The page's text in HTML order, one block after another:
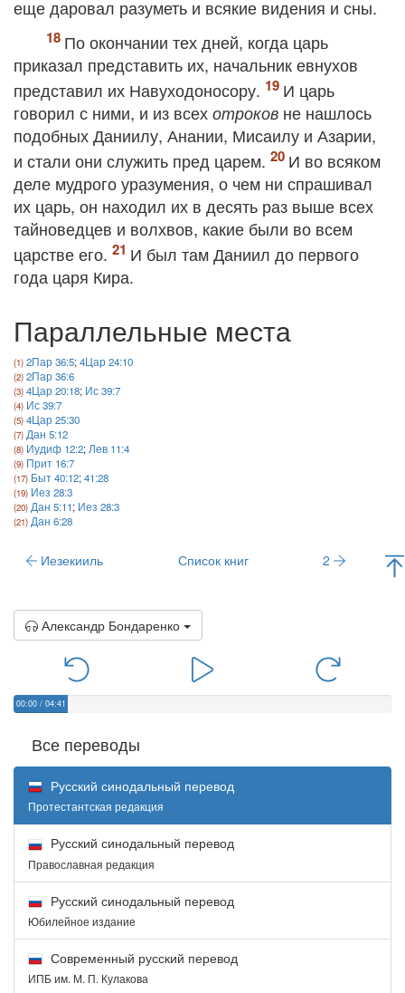
еще даровал разуметь и всякие видения и сны.
По окончании тех дней, когда царь
приказал представить их, начальник евнухов
представил их Навуходоносору.
И царь
говорил с ними, и из всех отроков не нашлось
подобных Даниилу, Анании, Мисаилу и Азарии,
и стали они служить пред царем.
И во всяком
деле мудрого уразумения, о чем ни спрашивал
их царь, он находил их в десять раз выше всех
тайноведцев и волхвов, какие были во всем
царстве его.
И был там Даниил до первого
года царя Кира.
Параллельные места
2Пар 36:5;4Цар 24:10
2Пар 36:6
4Цар 20:18; Ис 39:7
Ис 39:7
4Цар 25:30
Дан 5:12
Иудиф 12:2; Лев 11:4
Прит 16:7
Быт 40:12;41:28
Иез 28:3
Дан 5:11; Иез 28:3
Дан 6:28
Иезекииль Список книг 2
Александр Бондаренко
00:00 / 04:41
Все переводы
Русский синодальный перевод
Протестантская редакция
Русский синодальный перевод
Православная редакция
Русский синодальный перевод
Юбилейное издание
Современный русский перевод
ИПБ им. М. П. Кулакова